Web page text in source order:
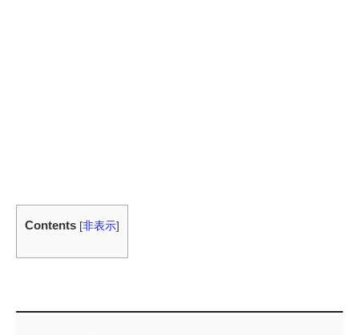
Contents [非表示]